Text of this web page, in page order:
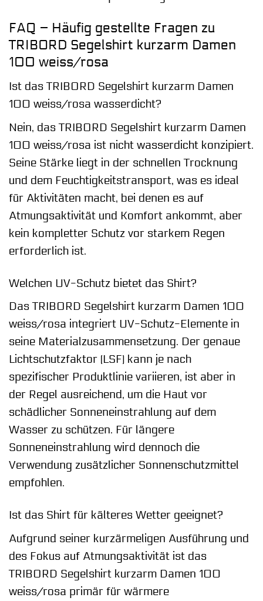
FAQ – Häufig gestellte Fragen zu
TRIBORD Segelshirt kurzarm Damen
100 weiss/rosa
Ist das TRIBORD Segelshirt kurzarm Damen
100 weiss/rosa wasserdicht?
Nein, das TRIBORD Segelshirt kurzarm Damen
100 weiss/rosa ist nicht wasserdicht konzipiert.
Seine Stärke liegt in der schnellen Trocknung
und dem Feuchtigkeitstransport, was es ideal
für Aktivitäten macht, bei denen es auf
Atmungsaktivität und Komfort ankommt, aber
kein kompletter Schutz vor starkem Regen
erforderlich ist.
Welchen UV-Schutz bietet das Shirt?
Das TRIBORD Segelshirt kurzarm Damen 100
weiss/rosa integriert UV-Schutz-Elemente in
seine Materialzusammensetzung. Der genaue
Lichtschutzfaktor (LSF) kann je nach
spezifischer Produktlinie variieren, ist aber in
der Regel ausreichend, um die Haut vor
schädlicher Sonneneinstrahlung auf dem
Wasser zu schützen. Für längere
Sonneneinstrahlung wird dennoch die
Verwendung zusätzlicher Sonnenschutzmittel
empfohlen.
Ist das Shirt für kälteres Wetter geeignet?
Aufgrund seiner kurzärmeligen Ausführung und
des Fokus auf Atmungsaktivität ist das
TRIBORD Segelshirt kurzarm Damen 100
weiss/rosa primär für wärmere